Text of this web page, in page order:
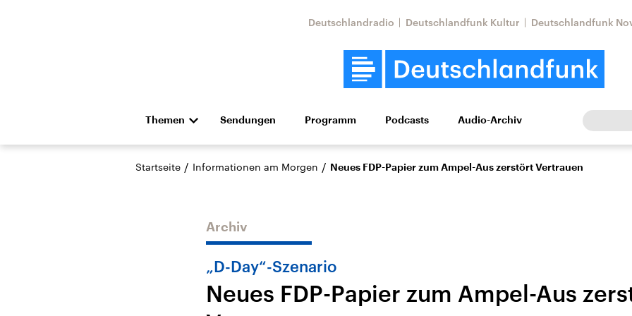
Deutschlandradio Deutschlandfunk Kultur Deutschlandfunk
Themen
Die Nachrichten Politik Wirtschaft Wissen Kultur Europa
Hörspiel und Feature Musik
Landtagswahl Sachsen-
USA
Aktuelle Beiträge,
Nahostkonflikt
Aktuelle Lage und
Iran
Sendungen Programm Podcasts Audio-Archiv
Startseite / Informationen am Morgen / Neues FDP-Papier zum Ampel-Aus zerstört Vertrauen
Archiv
„D-Day“-Szenario
Neues FDP-Papier zum Ampel-Aus